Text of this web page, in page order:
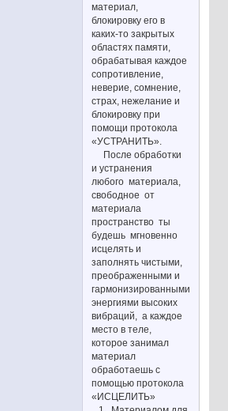
материал,
блокировку его в
каких-то закрытых
областях памяти,
обрабатывая каждое
сопротивление,
неверие, сомнение,
страх, нежелание и
блокировку при
помощи протокола
«УСТРАНИТЬ».
После обработки
и устранения
любого материала,
свободное от
материала
пространство ты
будешь мгновенно
исцелять и
заполнять чистыми,
преображенными и
гармонизированными
энергиями высоких
вибраций, а каждое
место в теле,
которое занимал
материал
обработаешь с
помощью протокола
«ИСЦЕЛИТЬ»